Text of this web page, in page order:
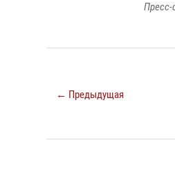
Пресс-
← Предыдущая